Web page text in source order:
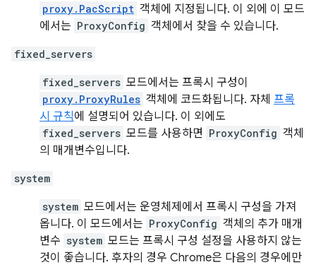
proxy.PacScript 객체에 지정됩니다. 이 외에 이 모드
에서는 ProxyConfig 객체에서 찾을 수 있습니다.
fixed_servers
fixed_servers 모드에서는 프록시 구성이
proxy.ProxyRules 객체에 코드화됩니다. 자체 프록
시 규칙에 설명되어 있습니다. 이 외에도
fixed_servers 모드를 사용하면 ProxyConfig 객체
의 매개변수입니다.
system
system 모드에서는 운영체제에서 프록시 구성을 가져
옵니다. 이 모드에서는 ProxyConfig 객체의 추가 매개
변수 system 모드는 프록시 구성 설정을 사용하지 않는
것이 좋습니다. 후자의 경우 Chrome은 다음의 경우에만